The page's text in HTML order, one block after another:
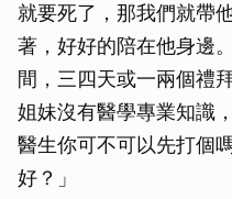
就要死了，那我們就帶
著，好好的陪在他身邊
間，三四天或一兩個禮
姐妹沒有醫學專業知識
醫生你可不可以先打個
好？」